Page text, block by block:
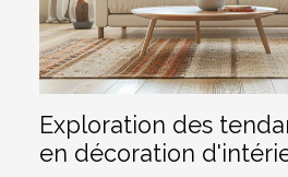
Exploration des
en décoration